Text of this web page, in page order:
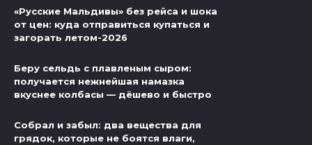
«Русские Мальдивы» без рейса и шока
от цен: куда отправиться купаться и
загорать летом-2026
Беру сельдь с плавленым сыром:
получается нежнейшая намазка
вкуснее колбасы — дёшево и быстро
Собрал и забыл: два вещества для
грядок, которые не боятся влаги,